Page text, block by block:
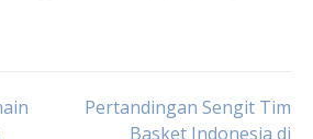
Pertandingan Sengit Tim
Basket Indonesia di